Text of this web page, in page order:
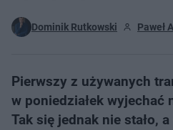
Dominik Rutkowski Paweł
Pierwszy z używanych
w poniedziałek wyjechać
Tak się jednak nie stało,